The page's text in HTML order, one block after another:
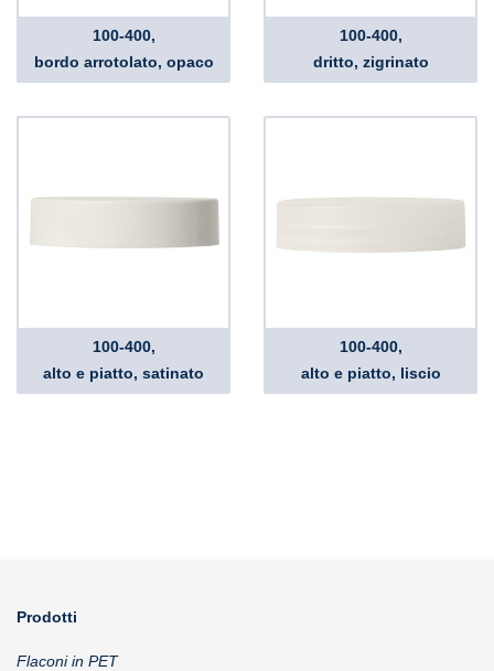
100-400,
bordo arrotolato, opaco
100-400,
dritto, zigrinato
100-400,
alto e piatto, satinato
100-400,
alto e piatto, liscio
Prodotti
Flaconi in PET